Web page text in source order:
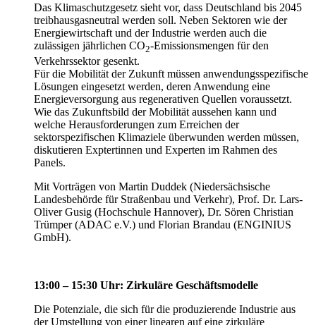
Das Klimaschutzgesetz sieht vor, dass Deutschland bis 2045
treibhausgasneutral werden soll. Neben Sektoren wie der
Energiewirtschaft und der Industrie werden auch die
zulässigen jährlichen CO2-Emissionsmengen für den
Verkehrssektor gesenkt.
Für die Mobilität der Zukunft müssen anwendungsspezifische
Lösungen eingesetzt werden, deren Anwendung eine
Energieversorgung aus regenerativen Quellen voraussetzt.
Wie das Zukunftsbild der Mobilität aussehen kann und
welche Herausforderungen zum Erreichen der
sektorspezifischen Klimaziele überwunden werden müssen,
diskutieren Exptertinnen und Experten im Rahmen des
Panels.
Mit Vorträgen von Martin Duddek (Niedersächsische
Landesbehörde für Straßenbau und Verkehr), Prof. Dr. Lars-
Oliver Gusig (Hochschule Hannover), Dr. Sören Christian
Trümper (ADAC e.V.) und Florian Brandau (ENGINIUS
GmbH).
13:00 – 15:30 Uhr: Zirkuläre Geschäftsmodelle
Die Potenziale, die sich für die produzierende Industrie aus
der Umstellung von einer linearen auf eine zirkuläre